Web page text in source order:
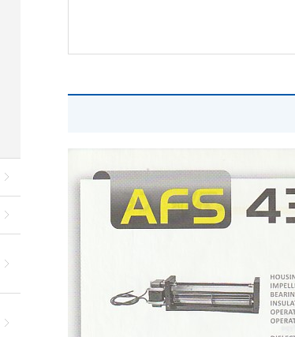
타코제너레이터
Frameless FAN
특가상품목록